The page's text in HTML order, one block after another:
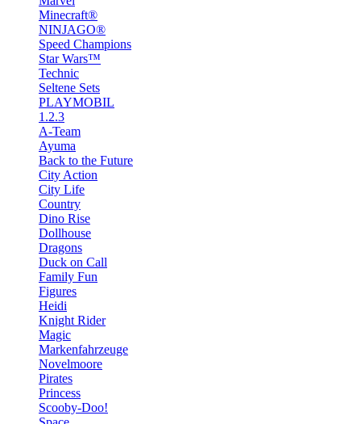
Minecraft®
NINJAGO®
Speed Champions
Star Wars™
Technic
Seltene Sets
PLAYMOBIL
1.2.3
A-Team
Ayuma
Back to the Future
City Action
City Life
Country
Dino Rise
Dollhouse
Dragons
Duck on Call
Family Fun
Figures
Heidi
Knight Rider
Magic
Markenfahrzeuge
Novelmoore
Pirates
Princess
Scooby-Doo!